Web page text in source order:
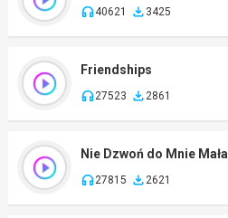
40621 3425
Friendships
27523 2861
Nie Dzwoń do Mnie Mała
27815 2621